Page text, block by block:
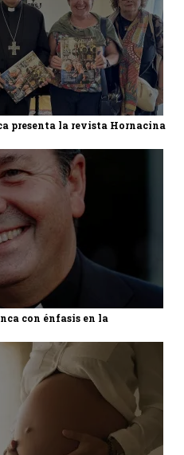
presenta la revista Hornacina
con énfasis en la